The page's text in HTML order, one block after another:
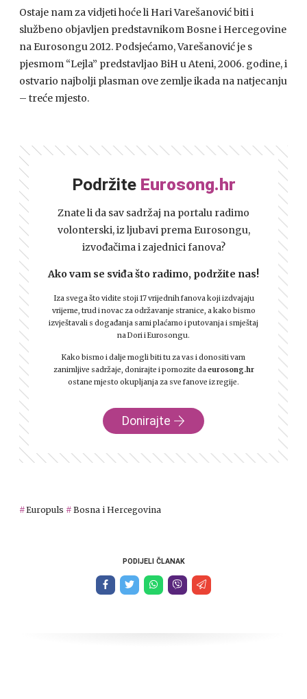
Ostaje nam za vidjeti hoće li Hari Varešanović biti i
službeno objavljen predstavnikom Bosne i Hercegovine
na Eurosongu 2012. Podsjećamo, Varešanović je s
pjesmom “Lejla” predstavljao BiH u Ateni, 2006. godine, i
ostvario najbolji plasman ove zemlje ikada na natjecanju
– treće mjesto.
Podržite Eurosong.hr
Znate li da sav sadržaj na portalu radimo
volonterski, iz ljubavi prema Eurosongu,
izvođačima i zajednici fanova?
Ako vam se sviđa što radimo, podržite nas!
Iza svega što vidite stoji 17 vrijednih fanova koji izdvajaju
vrijeme, trud i novac za održavanje stranice, a kako bismo
izvještavali s događanja sami plaćamo i putovanja i smještaj
na Dori i Eurosongu.
Kako bismo i dalje mogli biti tu za vas i donositi vam
zanimljive sadržaje, donirajte i pomozite daeurosong.hr
ostane mjesto okupljanja za sve fanove iz regije.
Donirajte
Europuls Bosna i Hercegovina
PODIJELI ČLANAK